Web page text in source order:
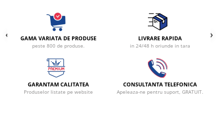
Aspiratoare de fum
Consumabile medicale si Accesorii
cutii medicamente
Accesorii pentru perfuzie
GAMA VARIATA DE PRODUSE
peste 800 de produse.
LIVRARE RAPIDA
in 24/48 h oriunde in tara
GARANTAM CALITATEA
Produselor listate pe website
CONSULTANTA TELEFONICA
Apeleaza-ne pentru suport, GRATUIT.